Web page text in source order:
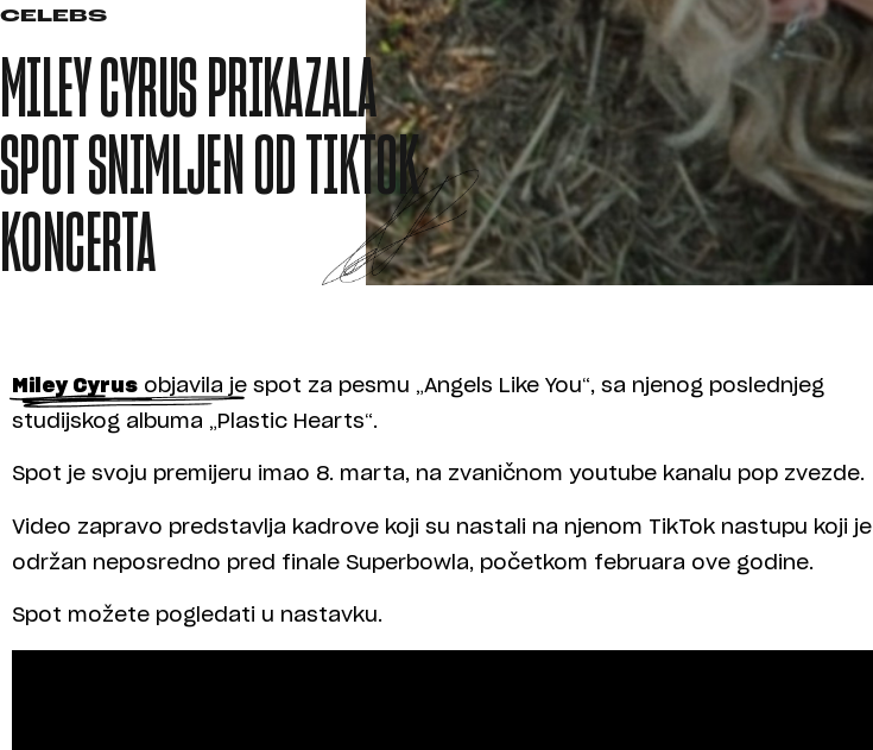
CELEBS
MILEY CYRUS PRIKAZALA
SPOT SNIMLJEN OD TIKTOK
KONCERTA
Miley Cyrus objavila je spot za pesmu „Angels Like You“, sa njenog poslednjeg
studijskog albuma „Plastic Hearts“.
Spot je svoju premijeru imao 8. marta, na zvaničnom youtube kanalu pop zvezde.
Video zapravo predstavlja kadrove koji su nastali na njenom TikTok nastupu koji je
održan neposredno pred finale Superbowla, početkom februara ove godine.
Spot možete pogledati u nastavku.